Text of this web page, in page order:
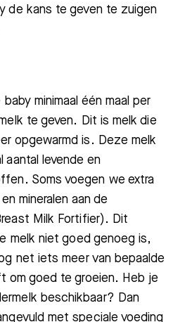
de kans te geven te zuigen
minimaal één maal per
te geven. Dit is melk die
opgewarmd is. Deze melk
aantal levende en
Soms voegen we extra
mineralen aan de
Milk Fortifier). Dit
melk niet goed genoeg is,
net iets meer van bepaalde
om goed te groeien. Heb je
beschikbaar? Dan
met speciale voeding